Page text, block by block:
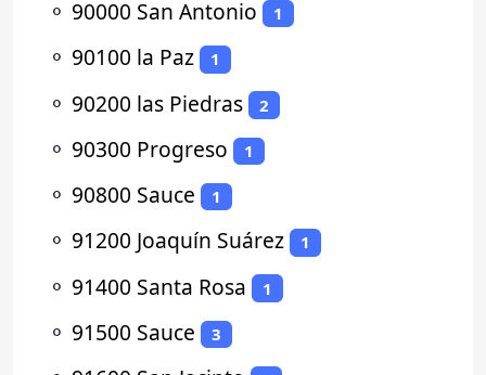
⚬ 90000 San Antonio 1
⚬ 90100 la Paz 1
⚬ 90200 las Piedras 2
⚬ 90300 Progreso 1
⚬ 90800 Sauce 1
⚬ 91200 Joaquín Suárez 1
⚬ 91400 Santa Rosa 1
⚬ 91500 Sauce 3